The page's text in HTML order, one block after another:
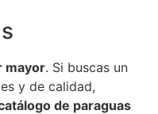
mayor. Si buscas un
y de calidad,
de paraguas